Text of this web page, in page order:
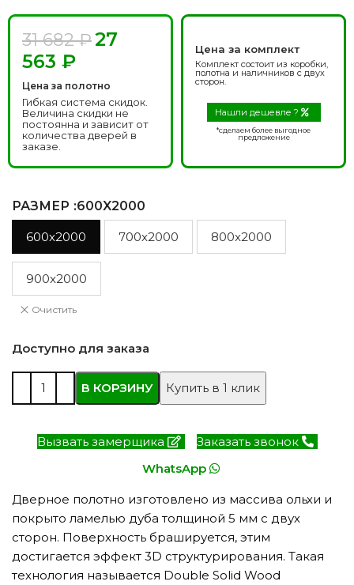
31 682₽27
563 ₽
Цена за полотно
Гибкая система скидок.
Величина скидки не
постоянна и зависит от
количества дверей в
заказе.
Цена за комплект
Комплект состоит из коробки,
полотна и наличников с двух
сторон.
Нашли дешевле ?
*сделаем более выгодное
предложение
РАЗМЕР :600X2000
600x2000 700x2000 800x2000
900x2000
Очистить
Доступно для заказа
В КОРЗИНУ Купить в 1 клик
Вызвать замерщика
Заказать звонок
WhatsApp
Дверное полотно изготовлено из массива ольхи и
покрыто ламелью дуба толщиной 5 мм с двух
сторон. Поверхность брашируется, этим
достигается эффект 3D структурирования. Такая
технология называется Double Solid Wood